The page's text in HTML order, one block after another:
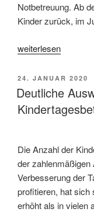
Notbetreuung. Ab
Kinder zurück, im
„Unterstützung
Kinder
und
ihre
Familien
Hamburg
in
der
Corona-
Zeit“
weiterlesen
VERÖFFENTLICHT
AM
24. JANUAR 2020
Deutliche
Die Anzahl der
der zahlenmäßigen
Verbesserung der
profitieren, hat sich
erhöht als in vielen